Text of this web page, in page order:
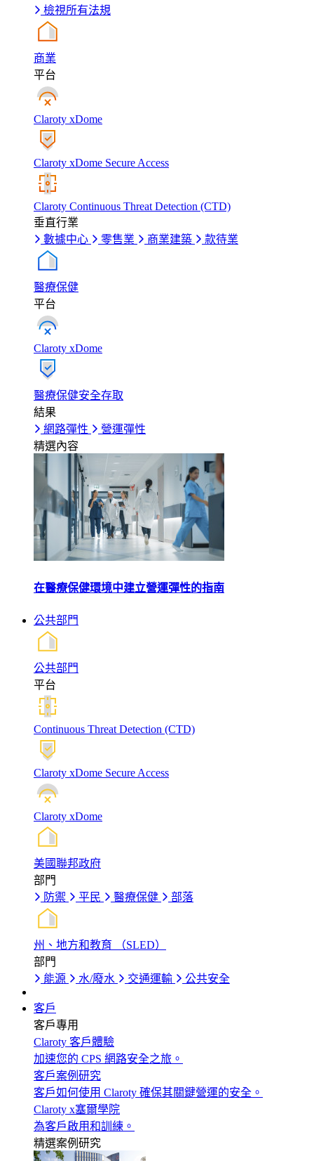
檢視所有法規
商業
平台
Claroty xDome
Claroty xDome Secure Access
Claroty Continuous Threat Detection (CTD)
垂直行業
數據中心
零售業 商業建築 款待業
醫療保健
平台
Claroty xDome
醫療保健安全存取
結果
網路彈性
營運彈性
精選內容
在醫療保健環境中建立營運彈性的指南
公共部門
公共部門
平台
Continuous Threat Detection (CTD)
Claroty xDome Secure Access
Claroty xDome
美國聯邦政府
部門
防禦
平民 醫療保健 部落
州、地方和教育 （SLED）
部門
能源
水/廢水 交通運輸 公共安全
客戶
客戶專用
Claroty 客戶體驗
加速您的 CPS 網路安全之旅。
客戶案例研究
客戶如何使用 Claroty 確保其關鍵營運的安全。
Claroty x塞爾學院
為客戶啟用和訓練。
精選案例研究